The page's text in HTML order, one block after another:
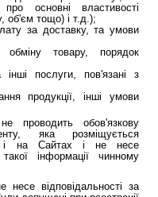
основні властивості
об'єм тощо) і т.д.);
за доставку, та умови
товару, порядок
інші послуги, пов'язані з
продукції, інші умови
проводить обов'язкову
яка розміщується
і на Сайтах і не несе
такої інформації чинному
відповідальності за